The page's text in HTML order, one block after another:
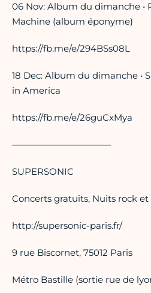
06 Nov: Album du dimanche •
Machine (album éponyme)
https://fb.me/e/294BSs08L
18 Dec: Album du dimanche •
in America
https://fb.me/e/26guCxMya
———————————
SUPERSONIC
Concerts gratuits, Nuits rock
http://supersonic-paris.fr/
9 rue Biscornet, 75012 Paris
Métro Bastille (sortie rue de